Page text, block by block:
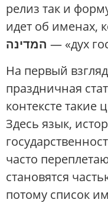
релиз так и
идет об именах,
המדינה — «дух
На первый
праздничная
контексте
Здесь язык,
часто
становятся
потому список